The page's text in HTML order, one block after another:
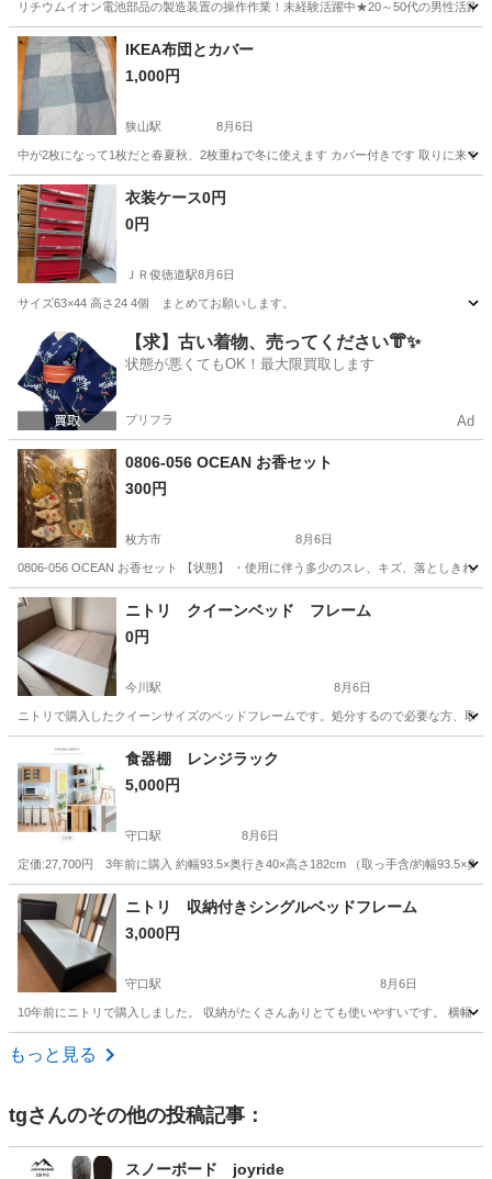
リチウムイオン電池部品の製造装置の操作作業！未経験活躍中★20～50代の男性活
兵庫 南あわじ市 その他
IKEA布団とカバー
1,000円
狭山駅 8月6日
中が2枚になって1枚だと春夏秋、2枚重ねで冬に使えます カバー付きです 取りに来て
大阪 堺市 狭山駅 寝具
衣装ケース0円
0円
ＪＲ俊徳道駅8月6日
サイズ63×44 高さ24 4個 まとめてお願いします。
大阪 東大阪市 ＪＲ俊徳道駅 家具 ケース
【求】古い着物、売ってください👘✨
状態が悪くてもOK！最大限買取します
プリフラ Ad
0806-056 OCEAN お香セット
300円
枚方市 8月6日
0806-056 OCEAN お香セット 【状態】 ・使用に伴う多少のスレ、キズ、落としきれ
大阪 枚方市 インテリア雑貨/小物 OCEAN
ニトリ クイーンベッド フレーム
0円
今川駅 8月6日
ニトリで購入したクイーンサイズのベッドフレームです。処分するので必要な方、取
大阪市 今川駅 ベッド フレーム
食器棚 レンジラック
5,000円
守口駅 8月6日
定価:27,700円 3年前に購入 約幅93.5×奥行き40×高さ182cm （取っ手含/約幅93.5×奥
大阪 守口市 守口駅 収納家具
ニトリ 収納付きシングルベッドフレーム
3,000円
守口駅 8月6日
10年前にニトリで購入しました。 収納がたくさんありとても使いやすいです。 横
大阪 守口市
もっと見る
tgさんのその他の投稿記事：
スノーボード joyride